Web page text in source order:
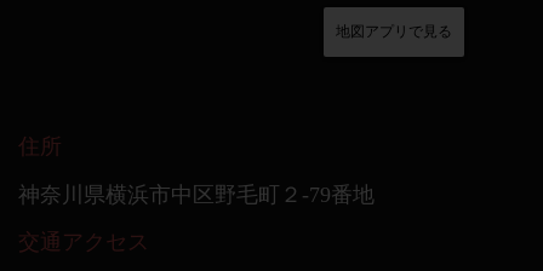
地図アプリで見る
住所
神奈川県横浜市中区野毛町２-79番地
交通アクセス